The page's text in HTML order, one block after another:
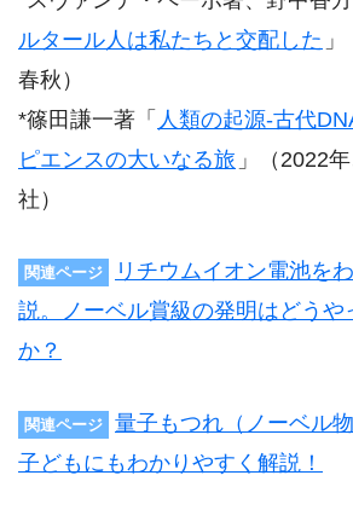
ルタール人は私たちと交配した
春秋）
*篠田謙一著「 人類の起源-古代
ピエンスの大いなる旅 」（2022
社）
関連ページ
リチウムイオン電池を
説。ノーベル賞級の発明はどうや
か？
関連ページ
量子もつれ（ノーベル
子どもにもわかりやすく解説！